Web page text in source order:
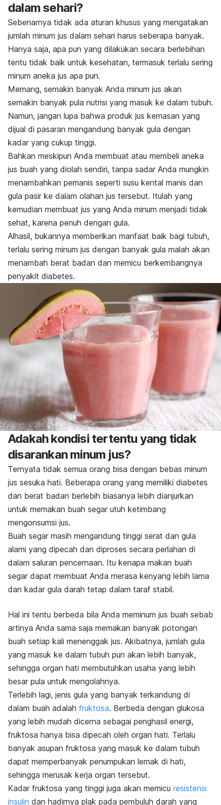
dalam sehari?
Sebenarnya tidak ada aturan khusus yang mengatakan
jumlah minum jus dalam sehari harus seberapa banyak.
Hanya saja, apa pun yang dilakukan secara berlebihan
tentu tidak baik untuk kesehatan, termasuk terlalu sering
minum aneka jus apa pun.
Memang, semakin banyak Anda minum jus akan
semakin banyak pula nutrisi yang masuk ke dalam tubuh.
Namun, jangan lupa bahwa produk jus kemasan yang
dijual di pasaran mengandung banyak gula dengan
kadar yang cukup tinggi.
Bahkan meskipun Anda membuat atau membeli aneka
jus buah yang diolah sendiri, tanpa sadar Anda mungkin
menambahkan pemanis seperti susu kental manis dan
gula pasir ke dalam olahan jus tersebut. Itulah yang
kemudian membuat jus yang Anda minum menjadi tidak
sehat, karena penuh dengan gula.
Alhasil, bukannya memberikan manfaat baik bagi tubuh,
terlalu sering minum jus dengan banyak gula malah akan
menambah berat badan dan memicu berkembangnya
penyakit diabetes.
Adakah kondisi tertentu yang tidak
disarankan minum jus?
Ternyata tidak semua orang bisa dengan bebas minum
jus sesuka hati. Beberapa orang yang memiliki diabetes
dan berat badan berlebih biasanya lebih dianjurkan
untuk memakan buah segar utuh ketimbang
mengonsumsi jus.
Buah segar masih mengandung tinggi serat dan gula
alami yang dipecah dan diproses secara perlahan di
dalam saluran pencernaan. Itu kenapa makan buah
segar dapat membuat Anda merasa kenyang lebih lama
dan kadar gula darah tetap dalam taraf stabil.
Hal ini tentu berbeda bila Anda meminum jus buah sebab
artinya Anda sama saja memakan banyak potongan
buah setiap kali menenggak jus. Akibatnya, jumlah gula
yang masuk ke dalam tubuh pun akan lebih banyak,
sehingga organ hati membutuhkan usaha yang lebih
besar pula untuk mengolahnya.
Terlebih lagi, jenis gula yang banyak terkandung di
dalam buah adalah fruktosa. Berbeda dengan glukosa
yang lebih mudah dicerna sebagai penghasil energi,
fruktosa hanya bisa dipecah oleh organ hati. Terlalu
banyak asupan fruktosa yang masuk ke dalam tubuh
dapat memperbanyak penumpukan lemak di hati,
sehingga merusak kerja organ tersebut.
Kadar fruktosa yang tinggi juga akan memicu resistensi
insulin dan hadirnya plak pada pembuluh darah yang